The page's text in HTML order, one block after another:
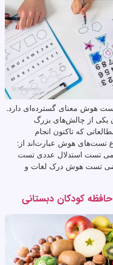
هوش معنای گسترده‌ای دارد.
از چالش‌های بزرگ
که تاکنون انجام
تست‌های هوش عبارت‌اند از:
تست استدلال عددی تست
تست هوش درک لغات و